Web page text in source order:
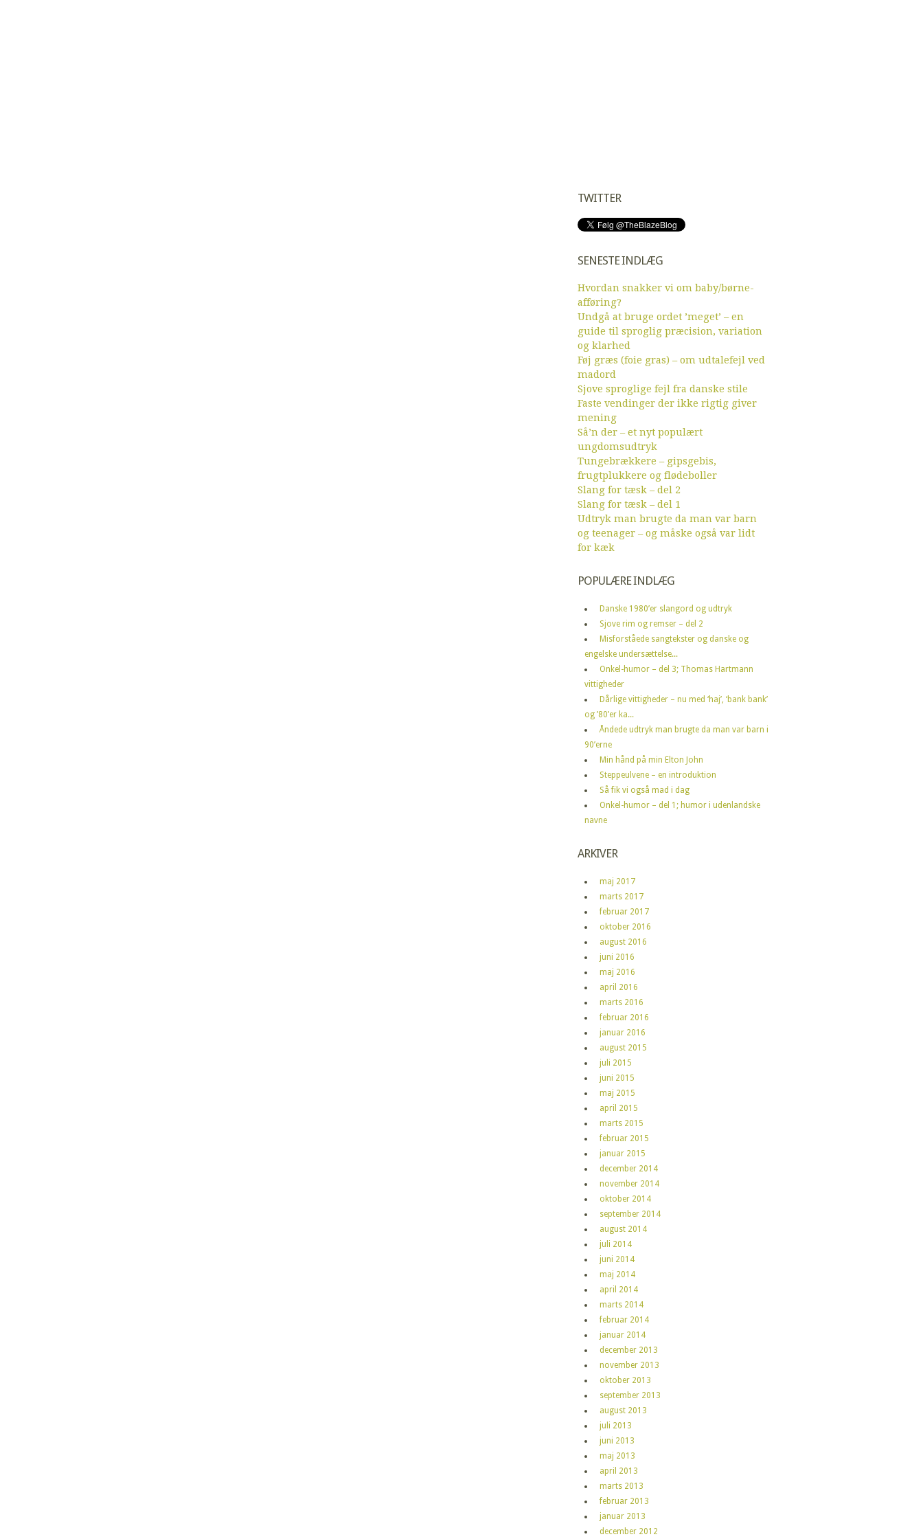
TWITTER
SENESTE INDLÆG
Hvordan snakker vi om baby/børne-
afføring?
Undgå at bruge ordet ’meget’ – en
guide til sproglig præcision, variation
og klarhed
Føj græs (foie gras) – om udtalefejl ved
madord
Sjove sproglige fejl fra danske stile
Faste vendinger der ikke rigtig giver
mening
Så’n der – et nyt populært
ungdomsudtryk
Tungebrækkere – gipsgebis,
frugtplukkere og flødeboller
Slang for tæsk – del 2
Slang for tæsk – del 1
Udtryk man brugte da man var barn
og teenager – og måske også var lidt
for kæk
POPULÆRE INDLÆG
Danske 1980’er slangord og udtryk
Sjove rim og remser – del 2
Misforståede sangtekster og danske og
engelske undersættelse...
Onkel-humor – del 3; Thomas Hartmann
vittigheder
Dårlige vittigheder – nu med ‘haj’, ‘bank bank’
og ’80’er ka...
Åndede udtryk man brugte da man var barn i
90’erne
Min hånd på min Elton John
Steppeulvene – en introduktion
Så fik vi også mad i dag
Onkel-humor – del 1; humor i udenlandske
navne
ARKIVER
maj 2017
marts 2017
februar 2017
oktober 2016
august 2016
juni 2016
maj 2016
april 2016
marts 2016
februar 2016
januar 2016
august 2015
juli 2015
juni 2015
maj 2015
april 2015
marts 2015
februar 2015
januar 2015
december 2014
november 2014
oktober 2014
september 2014
august 2014
juli 2014
juni 2014
maj 2014
april 2014
marts 2014
februar 2014
januar 2014
december 2013
november 2013
oktober 2013
september 2013
august 2013
juli 2013
juni 2013
maj 2013
april 2013
marts 2013
februar 2013
januar 2013
december 2012